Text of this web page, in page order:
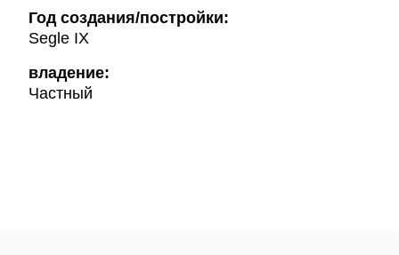
Год создания/постройки:
Segle IX
владение:
Частный